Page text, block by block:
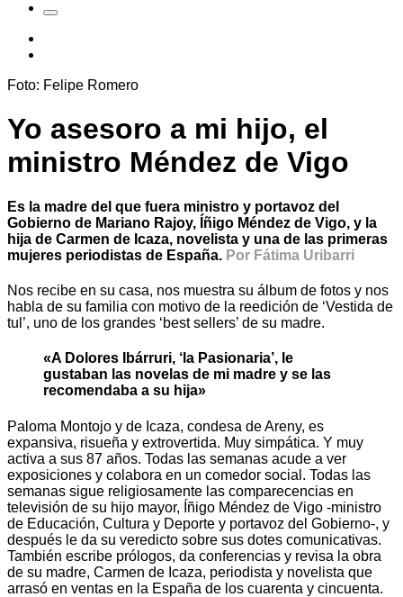
Foto: Felipe Romero
Yo asesoro a mi hijo, el
ministro Méndez de Vigo
Es la madre del que fuera ministro y portavoz del
Gobierno de Mariano Rajoy, Íñigo Méndez de Vigo, y la
hija de Carmen de Icaza, novelista y una de las primeras
mujeres periodistas de España. Por Fátima Uribarri
Nos recibe en su casa, nos muestra su álbum de fotos y nos
habla de su familia con motivo de la reedición de ‘Vestida de
tul’, uno de los grandes ‘best sellers’ de su madre.
«A Dolores Ibárruri, ‘la Pasionaria’, le
gustaban las novelas de mi madre y se las
recomendaba a su hija»
Paloma Montojo y de Icaza, condesa de Areny, es
expansiva, risueña y extrovertida. Muy simpática. Y muy
activa a sus 87 años. Todas las semanas acude a ver
exposiciones y colabora en un comedor social. Todas las
semanas sigue religiosamente las comparecencias en
televisión de su hijo mayor, Íñigo Méndez de Vigo -ministro
de Educación, Cultura y Deporte y portavoz del Gobierno-, y
después le da su veredicto sobre sus dotes comunicativas.
También escribe prólogos, da conferencias y revisa la obra
de su madre, Carmen de Icaza, periodista y novelista que
arrasó en ventas en la España de los cuarenta y cincuenta.